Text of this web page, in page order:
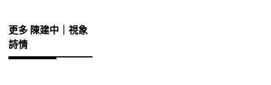
更多 陳建中｜視象
詩情